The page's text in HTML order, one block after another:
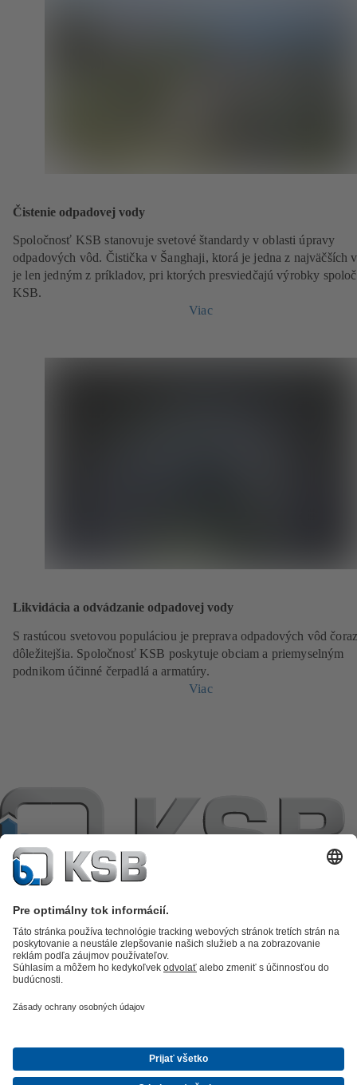
Čistenie odpadovej vody
Spoločnosť KSB stanovuje svetové štandardy v oblasti úpravy
odpadových vôd. Čistička v Šanghaji, ktorá je jedna z najväčších
je len jedným z príkladov, pri ktorých presviedčajú výrobky
KSB.
Viac
Likvidácia a odvádzanie odpadovej vody
S rastúcou svetovou populáciou je preprava odpadových vôd
dôležitejšia. Spoločnosť KSB poskytuje obciam a priemyselným
podnikom účinné čerpadlá a armatúry.
Viac
Katalóg produktovKSB SupremeServ: Premium service for pumps
and valvesKSB SupremeServ: Spare partsNákupný košíkSoftware a
Technológia spracovania odpadových vôd
Tlačové správy I KSB
siete